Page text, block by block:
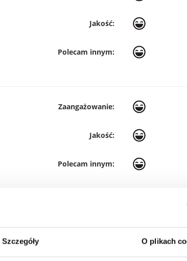
Szczegóły O plikach
Jakość:
Polecam innym:
Zaangażowanie:
Jakość:
Polecam innym: